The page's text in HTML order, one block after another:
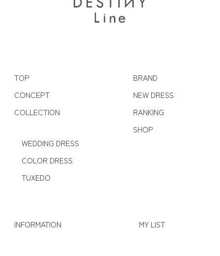
TOP
CONCEPT
COLLECTION
WEDDING DRESS
COLOR DRESS
TUXEDO
BRAND
NEW DRESS
RANKING
SHOP
INFORMATION MY LIST